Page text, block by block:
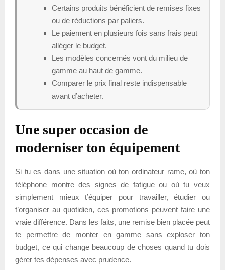
Certains produits bénéficient de remises fixes
ou de réductions par paliers.
Le paiement en plusieurs fois sans frais peut
alléger le budget.
Les modèles concernés vont du milieu de
gamme au haut de gamme.
Comparer le prix final reste indispensable
avant d’acheter.
Une super occasion de
moderniser ton équipement
Si tu es dans une situation où ton ordinateur rame, où ton
téléphone montre des signes de fatigue ou où tu veux
simplement mieux t’équiper pour travailler, étudier ou
t’organiser au quotidien, ces promotions peuvent faire une
vraie différence. Dans les faits, une remise bien placée peut
te permettre de monter en gamme sans exploser ton
budget, ce qui change beaucoup de choses quand tu dois
gérer tes dépenses avec prudence.